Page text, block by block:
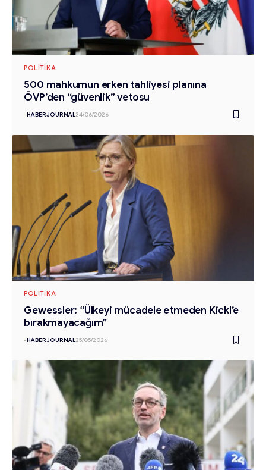
POLITIKA
500 mahkumun erken tahliyesi planına
ÖVP’den “güvenlik” vetosu
-HABERJOURNAL24/06/2026
POLITIKA
Gewessler: “Ülkeyi mücadele etmeden Kickl’e
bırakmayacağım”
-HABERJOURNAL25/05/2026